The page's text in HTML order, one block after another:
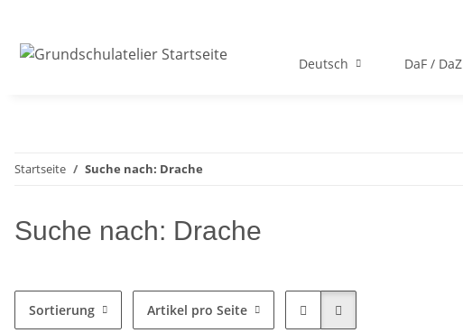
Deutsch DaF / DaZ
Startseite Suche nach: Drache
Suche nach: Drache
Sortierung Artikel pro Seite